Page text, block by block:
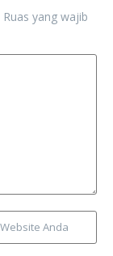
Ruas yang wajib